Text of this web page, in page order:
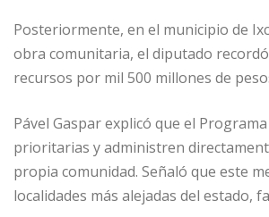
Posteriormente, en el municipio de
obra comunitaria, el diputado
recursos por mil 500 millones de
Pável Gaspar explicó que el
prioritarias y administren
propia comunidad. Señaló que este
localidades más alejadas del estado,